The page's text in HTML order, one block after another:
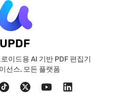
UPDF
이드용 AI 기반 PDF 편집기
선스, 모든 플랫폼